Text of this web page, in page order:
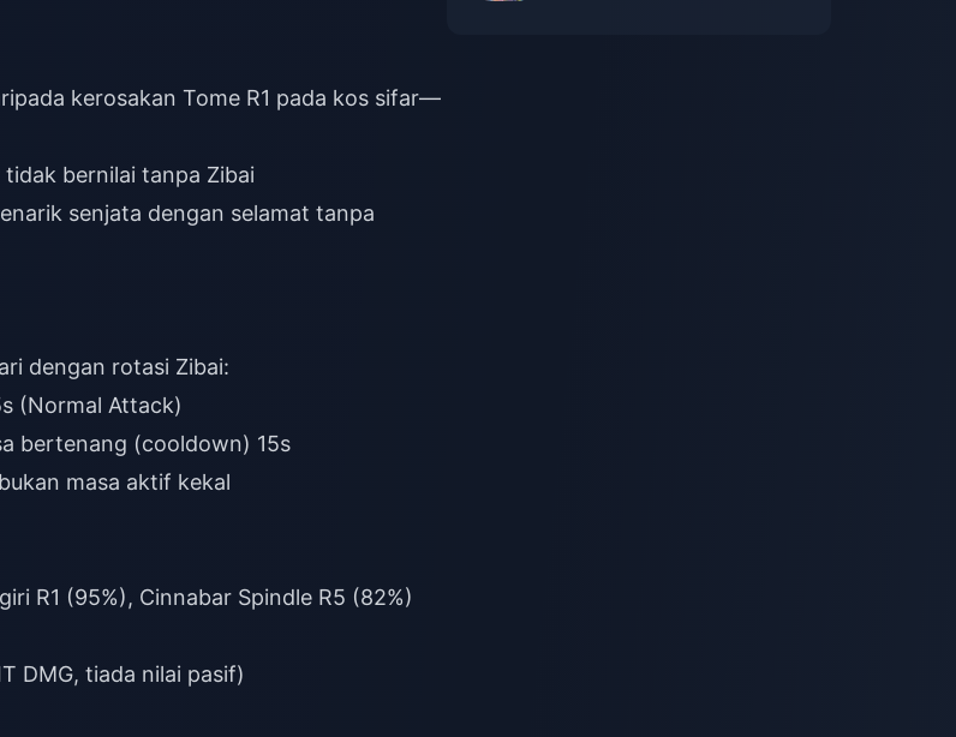
kerosakan Tome R1 pada kos sifar—
bernilai tanpa Zibai
senjata dengan selamat tanpa
dengan rotasi Zibai:
(Normal Attack)
bertenang (cooldown) 15s
masa aktif kekal
R1 (95%), Cinnabar Spindle R5 (82%)
DMG, tiada nilai pasif)